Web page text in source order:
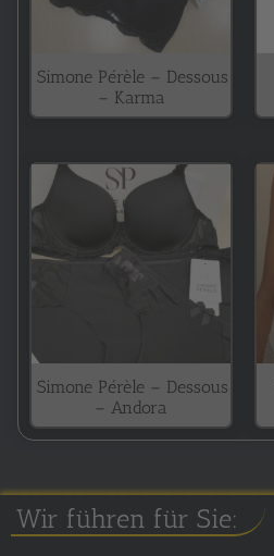
Simone Pérèle – Dessous
– Karma
Simone Pérèle – Dessous
– Andora
Wir führen für Sie: